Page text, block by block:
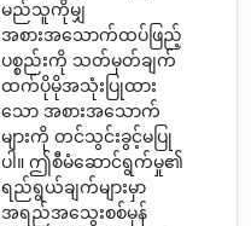
မည်သူကိုမျှ
အစားအသောက်ထပ်ဖြည့်
ပစ္စည်းကို သတ်မှတ်ချက်
ထက်ပိုမိုအသုံးပြုထား
သော အစားအသောက်
များကို တင်သွင်းခွင့်မပြု
ပါ။ ဤစီမံဆောင်ရွက်မှု၏
ရည်ရွယ်ချက်များမှာ
အရည်အသွေးစစ်မှန်